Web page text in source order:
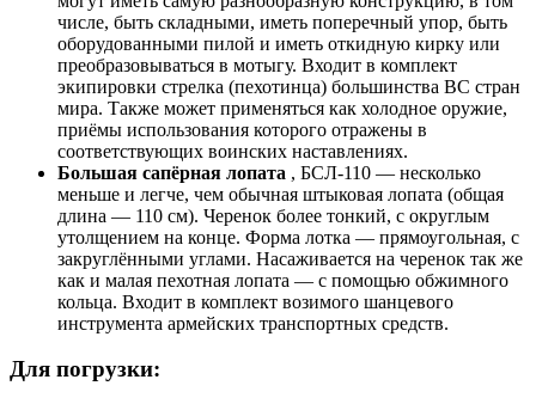
числе, быть складными, иметь поперечный упор, быть
оборудованными пилой и иметь откидную кирку или
преобразовываться в мотыгу. Входит в комплект
экипировки стрелка (пехотинца) большинства ВС стран
мира. Также может применяться как холодное оружие,
приёмы использования которого отражены в
соответствующих воинских наставлениях.
Большая сапёрная лопата , БСЛ-110 — несколько
меньше и легче, чем обычная штыковая лопата (общая
длина — 110 см). Черенок более тонкий, с округлым
утолщением на конце. Форма лотка — прямоугольная, с
закруглёнными углами. Насаживается на черенок так же
как и малая пехотная лопата — с помощью обжимного
кольца. Входит в комплект возимого шанцевого
инструмента армейских транспортных средств.
Для погрузки: